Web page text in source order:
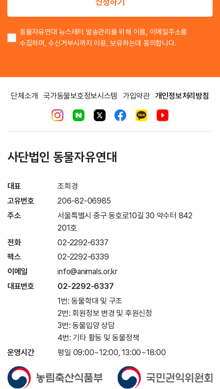
동물자유연대 뉴스레터 발송관리를 위해 이름, 이메일주소를
수집하며, 수신거부시까지 이용, 보유하는데 동의합니다.
단체소개 국가동물보호정보시스템 가입약관 개인정보처리방침
사단법인 동물자유연대
대표
조희경
고유번호
206-82-06985
주소
서울특별시 중구 동호로10길 30 약수터 842
201호
전화
02-2292-6337
팩스
02-2292-6339
이메일
info@animals.or.kr
대표번호
02-2292-6337
1번: 동물학대 및 구조
2번: 회원정보 변경 및 후원신청
3번: 동물입양 상담
4번: 기타 활동 및 동물정책
운영시간
평일 09:00~12:00, 13:00~18:00